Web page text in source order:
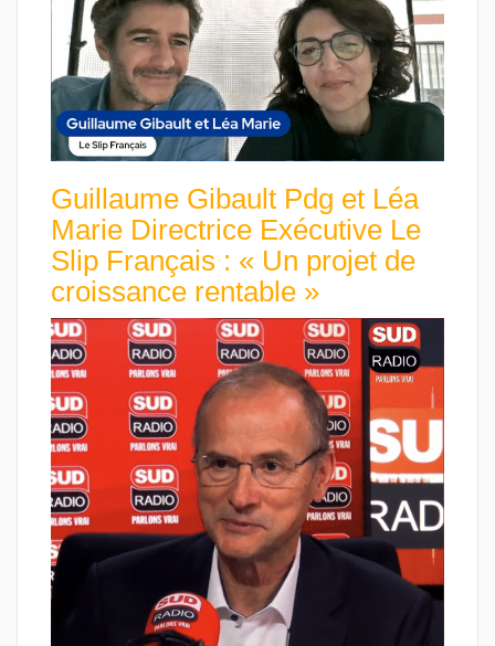
Guillaume Gibault Pdg et Léa
Marie Directrice Exécutive Le
Slip Français : « Un projet de
croissance rentable »